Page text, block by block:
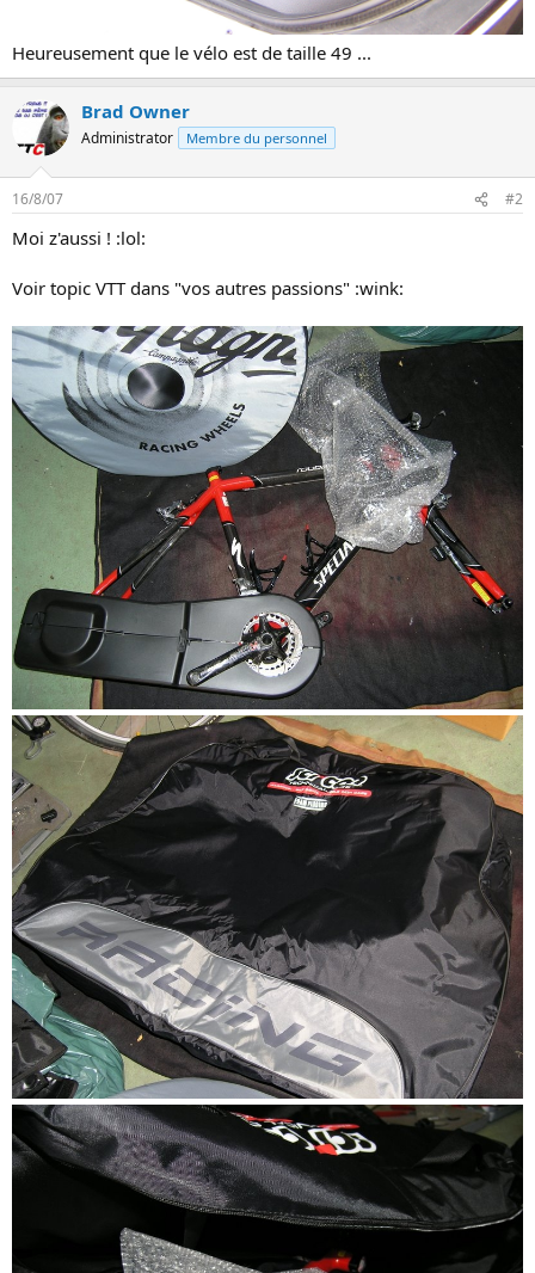
Heureusement que le vélo est de taille 49 ...
Brad Owner
Administrator Membre du personnel
16/8/07 #2
Moi z'aussi ! :lol:
Voir topic VTT dans "vos autres passions" :wink: